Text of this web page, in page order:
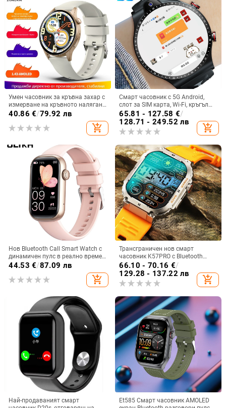
Умен часовник за кръвна захар с
измерване на кръвното налягане,
сърдечна честота, кислород в
кръвта и мониторинг на съня |
Кръгъл дисплей
40.86 €/79.92 лв
add_shopping_cart
Смарт часовник с 5G Android,
слот за SIM карта, Wi-Fi, кръгъл
циферблат, камера и мониторинг
на сърдечния ритъм
65.81 - 127.58 €/
128.71 - 249.52 лв
add_shopping_cart
Нов Bluetooth Call Smart Watch с
динамичен пулс в реално време,
многофункционална спортна
умна гривна за женско здраве
44.53 €/87.09 лв
add_shopping_cart
Трансграничен нов смарт
часовник K57PRO с Bluetooth
информация за повиквания,
интелигентна гривна, спортен
часовник, поколение
66.10 - 70.16 €/
129.28 - 137.22 лв
add_shopping_cart
Най-продаваният смарт
Et585 Смарт часовник AMOLED